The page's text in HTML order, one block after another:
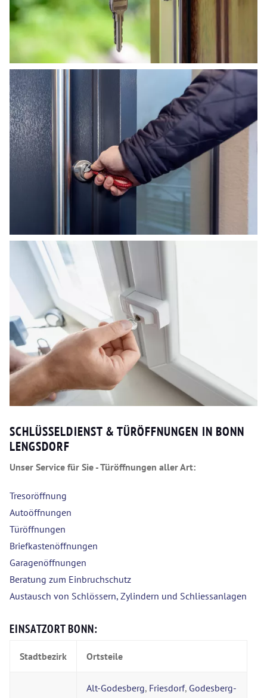
SCHLÜSSELDIENST & TÜRÖFFNUNGEN IN BONN
LENGSDORF
Unser Service für Sie - Türöffnungen aller Art:
Tresoröffnung
Autoöffnungen
Türöffnungen
Briefkastenöffnungen
Garagenöffnungen
Beratung zum Einbruchschutz
Austausch von Schlössern, Zylindern und Schliessanlagen
EINSATZORT BONN:
Stadtbezirk Ortsteile
Alt-Godesberg, Friesdorf, Godesberg-